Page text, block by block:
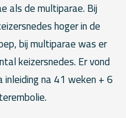
als de multiparae. Bij
hoger in de
bij multiparae was er
keizersnedes. Er vond
na 41 weken + 6